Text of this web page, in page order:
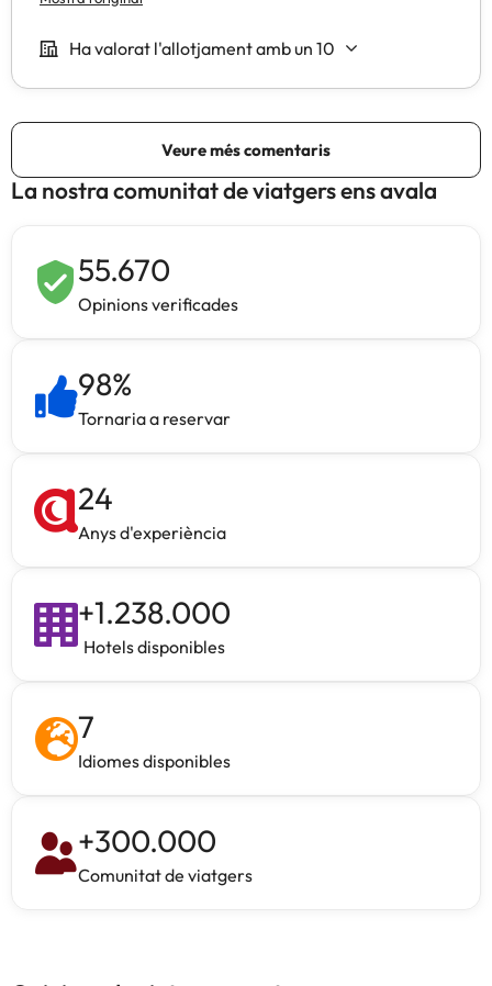
La nostra comunitat de viatgers ens avala
55.670
Opinions verificades
98%
Tornaria a reservar
24
Anys d'experiència
+1.238.000
Hotels disponibles
7
Idiomes disponibles
+300.000
Comunitat de viatgers